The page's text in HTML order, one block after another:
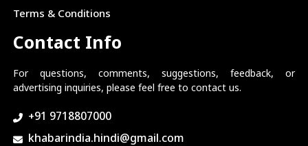
Terms & Conditions
Contact Info
For questions, comments, suggestions, feedback, or
advertising inquiries, please feel free to contact us.
+91 9718807000
khabarindia.hindi@gmail.com